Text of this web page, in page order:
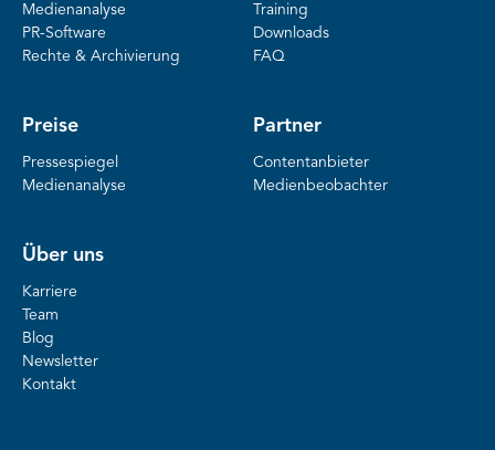
Medienanalyse
PR-Software
Rechte & Archivierung
Training
Downloads
FAQ
Preise
Pressespiegel
Medienanalyse
Partner
Contentanbieter
Medienbeobachter
Über uns
Karriere
Team
Blog
Newsletter
Kontakt